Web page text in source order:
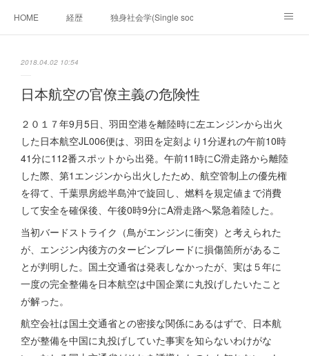
HOME 経歴 独身社会学(Single sociology)と高齢化社会学
移動出来て、工場で作る建物。未来２１００研究所
「心神の夢想２０２０」 フィリピンマンションは買うべきでは無い理由は全
海外生活の掟
フィリピンの問題点 フィリピンの歴史
フィリピン経済談義
未来２１００研究所他のアイデアマニラ男の手料理 総集編
https://globalclub.amebaownd.com/
2018.04.02 10:54
日本航空の官僚主義の危険性
２０１７年9月5日、羽田空港を離陸時に左エンジンから出火
した日本航空JL006便は、羽田を定刻より1分遅れの午前10時
41分に112番スポットから出発。午前11時にC滑走路から離陸
した際、第1エンジンから出火したため、航空管制上の優先権
を得て、千葉県房総半島沖で旋回し、燃料を規定値まで消費
して安全を確保後、午後0時9分にA滑走路へ緊急着陸した。
当初バードストライク（鳥がエンジンに衝突）と考えられた
が、エンジン内後方のタービンブレードに損傷箇所があるこ
とが判明した。国土交通省は発表しなかったが、実は５年に
一度の完全整備を日本航空は中国企業に丸投げしたいたこと
が解った。
航空会社は国土交通省との密接な関係にあるはずで、日本航
空が整備を中国に丸投げしていた事実を知らないわけがな